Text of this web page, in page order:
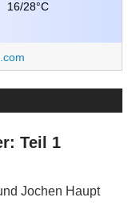
16/28°C
Teil 1
Jochen Haupt